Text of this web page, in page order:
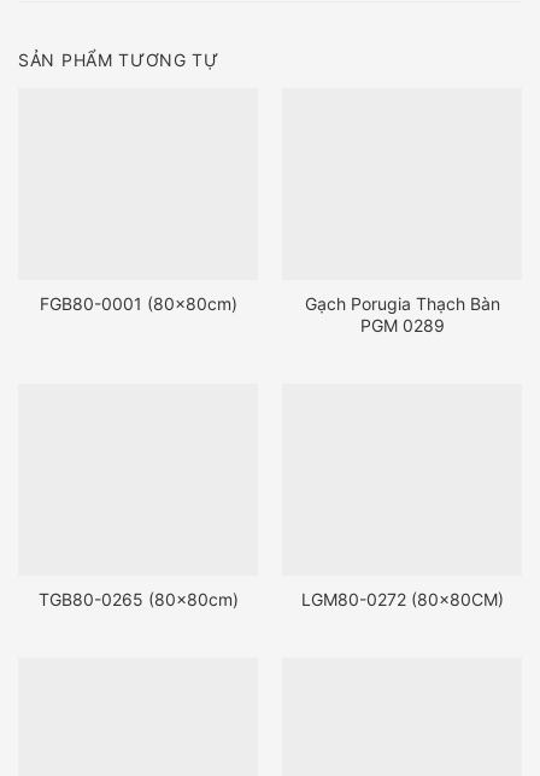
SẢN PHẨM TƯƠNG TỰ
FGB80-0001 (80x80cm)
Gạch Porugia Thạch Bàn
PGM 0289
TGB80-0265 (80x80cm) LGM80-0272 (80x80CM)